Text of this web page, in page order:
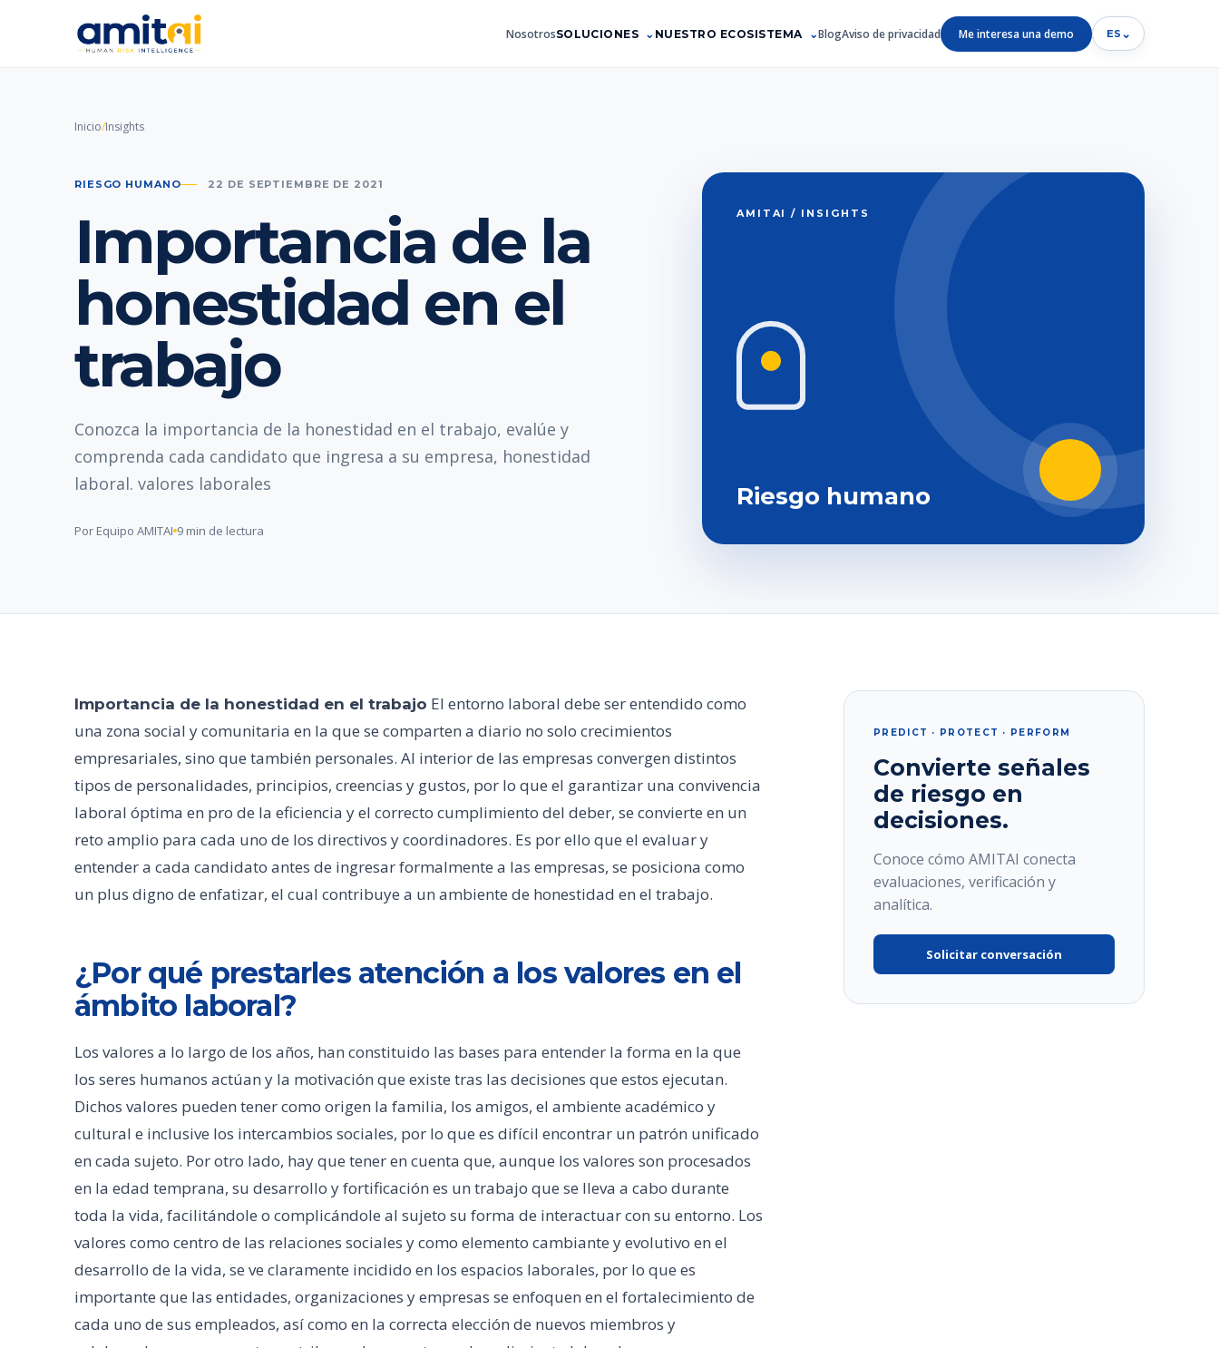
NosotrosSOLUCIONES NUESTRO ECOSISTEMA BlogAviso de privacidad Me interesa una demo ES ⌄
Inicio/Insights
RIESGO HUMANO 22 DE SEPTIEMBRE DE 2021
Importancia de la
honestidad en el
trabajo
Conozca la importancia de la honestidad en el trabajo, evalúe y
comprenda cada candidato que ingresa a su empresa, honestidad
laboral. valores laborales
Por Equipo AMITAI 9 min de lectura
AMITAI / INSIGHTS
Riesgo humano
Importancia de la honestidad en el trabajo El entorno laboral debe ser entendido como
una zona social y comunitaria en la que se comparten a diario no solo crecimientos
empresariales, sino que también personales. Al interior de las empresas convergen distintos
tipos de personalidades, principios, creencias y gustos, por lo que el garantizar una convivencia
laboral óptima en pro de la eficiencia y el correcto cumplimiento del deber, se convierte en un
reto amplio para cada uno de los directivos y coordinadores. Es por ello que el evaluar y
entender a cada candidato antes de ingresar formalmente a las empresas, se posiciona como
un plus digno de enfatizar, el cual contribuye a un ambiente de honestidad en el trabajo.
¿Por qué prestarles atención a los valores en el
ámbito laboral?
Los valores a lo largo de los años, han constituido las bases para entender la forma en la que
los seres humanos actúan y la motivación que existe tras las decisiones que estos ejecutan.
Dichos valores pueden tener como origen la familia, los amigos, el ambiente académico y
cultural e inclusive los intercambios sociales, por lo que es difícil encontrar un patrón unificado
en cada sujeto. Por otro lado, hay que tener en cuenta que, aunque los valores son procesados
en la edad temprana, su desarrollo y fortificación es un trabajo que se lleva a cabo durante
toda la vida, facilitándole o complicándole al sujeto su forma de interactuar con su entorno. Los
valores como centro de las relaciones sociales y como elemento cambiante y evolutivo en el
desarrollo de la vida, se ve claramente incidido en los espacios laborales, por lo que es
importante que las entidades, organizaciones y empresas se enfoquen en el fortalecimiento de
cada uno de sus empleados, así como en la correcta elección de nuevos miembros y
PREDICT · PROTECT · PERFORM
Convierte señales
de riesgo en
decisiones.
Conoce cómo AMITAI conecta
evaluaciones, verificación y
analítica.
Solicitar conversación